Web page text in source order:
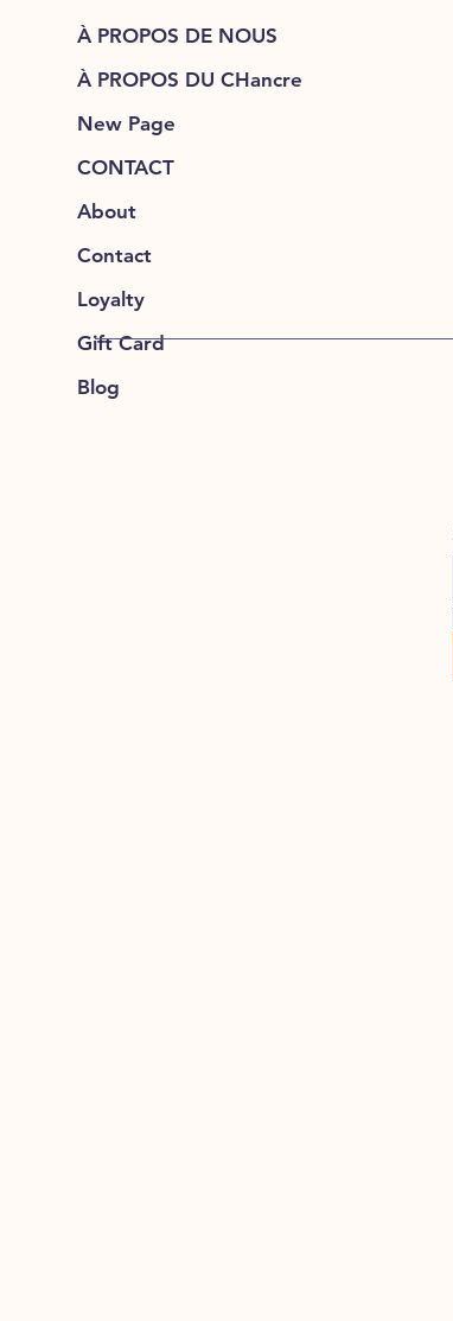
À PROPOS DE NOUS
À PROPOS DU CHancre
New Page
CONTACT
About
Contact
Loyalty
Gift Card
Blog